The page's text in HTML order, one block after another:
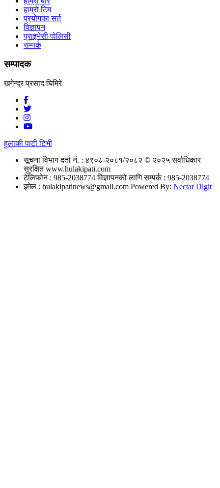
हाम्रो टिम
प्रयोगका सर्त
विज्ञापन
प्राइभेसी पोलिसी
सम्पर्क
सम्पादक
खगेन्द्र प्रसाद घिमिरे
हुलाकी पाटी टिभी
सूचना विभाग दर्ता नं. : ४९०८-२०८१/२०८२ © २०२५ सर्वाधिकार
सुरक्षित www.hulakipati.com
टेलिफोन : 985-2038774विज्ञापनको लागि सम्पर्क : 985-2038774
इमेल : hulakipatinews@gmail.com Powered By: Nectar Digit